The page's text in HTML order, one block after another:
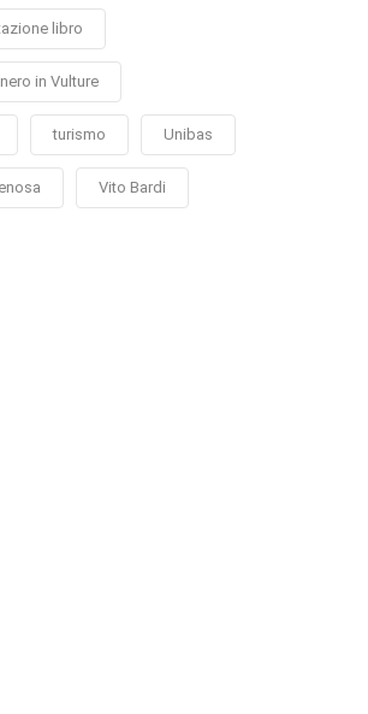
libro
in Vulture
turismo Unibas
Vito Bardi